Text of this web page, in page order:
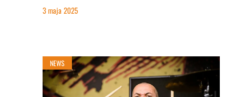
3 maja 2025
NEWS